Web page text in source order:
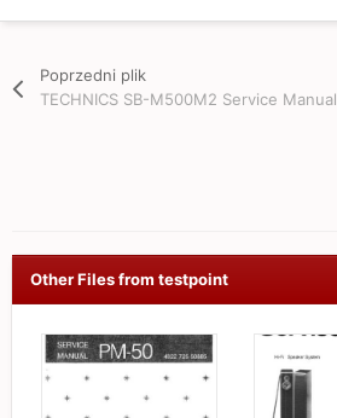
Poprzedni plik
TECHNICS SB-M500M2 Service Manual
Other Files from testpoint